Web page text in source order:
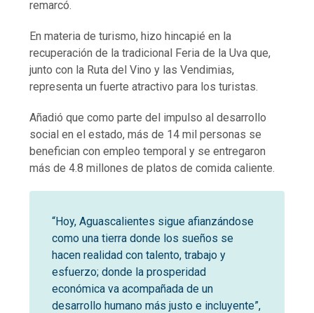
remarcó.
En materia de turismo, hizo hincapié en la
recuperación de la tradicional Feria de la Uva que,
junto con la Ruta del Vino y las Vendimias,
representa un fuerte atractivo para los turistas.
Añadió que como parte del impulso al desarrollo
social en el estado, más de 14 mil personas se
benefician con empleo temporal y se entregaron
más de 4.8 millones de platos de comida caliente.
“Hoy, Aguascalientes sigue afianzándose
como una tierra donde los sueños se
hacen realidad con talento, trabajo y
esfuerzo; donde la prosperidad
económica va acompañada de un
desarrollo humano más justo e incluyente”,